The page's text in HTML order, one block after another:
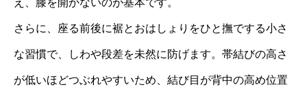
さらに、座る前後に裾とおはしょりをひと撫でする小さ
な習慣で、しわや段差を未然に防げます。帯結びの高さ
が低いほどつぶれやすいため、結び目が背中の高め位置